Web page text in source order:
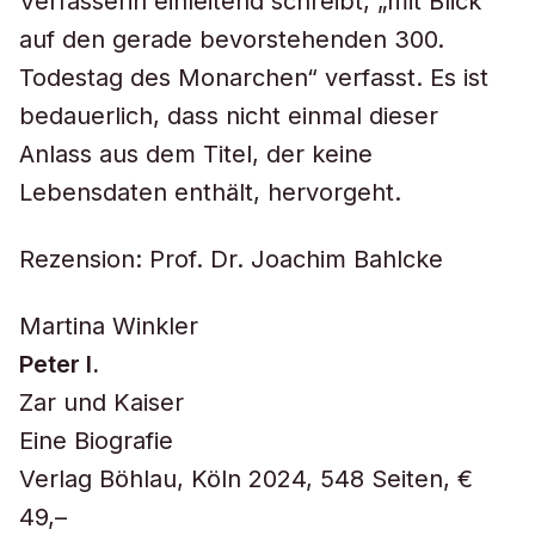
auf den gerade bevorstehenden 300.
Todestag des Monarchen“ verfasst. Es ist
bedauerlich, dass nicht einmal dieser
Anlass aus dem Titel, der keine
Lebensdaten enthält, hervorgeht.
Rezension: Prof. Dr. Joachim Bahlcke
Martina Winkler
Peter I.
Zar und Kaiser
Eine Biografie
Verlag Böhlau, Köln 2024, 548 Seiten, €
49,–